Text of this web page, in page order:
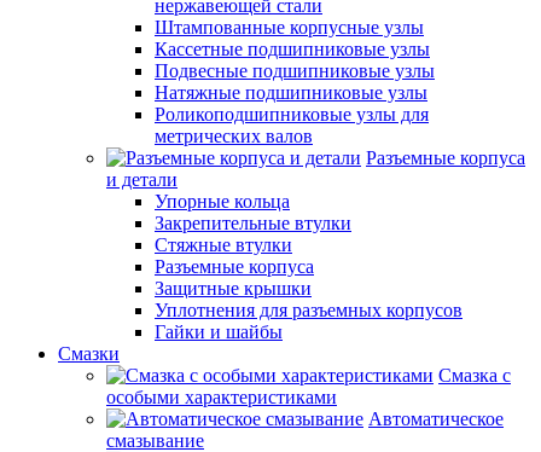
нержавеющей стали
Штампованные корпусные узлы
Кассетные подшипниковые узлы
Подвесные подшипниковые узлы
Натяжные подшипниковые узлы
Роликоподшипниковые узлы для
метрических валов
Разъемные корпуса
и детали
Упорные кольца
Закрепительные втулки
Стяжные втулки
Разъемные корпуса
Защитные крышки
Уплотнения для разъемных корпусов
Гайки и шайбы
Смазки
Смазка с
особыми характеристиками
Автоматическое
смазывание